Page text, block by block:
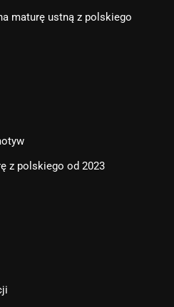
maturę ustną z polskiego
z polskiego od 2023